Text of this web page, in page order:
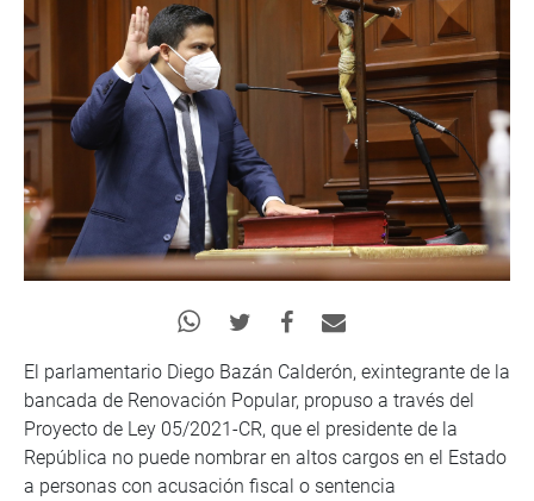
El parlamentario Diego Bazán Calderón, exintegrante de la
bancada de Renovación Popular, propuso a través del
Proyecto de Ley 05/2021-CR, que el presidente de la
República no puede nombrar en altos cargos en el Estado
a personas con acusación fiscal o sentencia